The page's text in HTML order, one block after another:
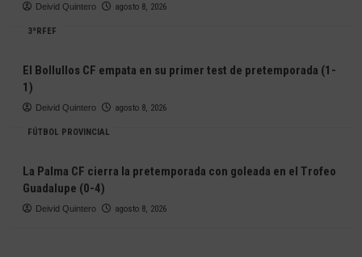
Deivid Quintero agosto 8, 2026
3ªRFEF
El Bollullos CF empata en su primer test de pretemporada (1-
1)
Deivid Quintero agosto 8, 2026
FÚTBOL PROVINCIAL
La Palma CF cierra la pretemporada con goleada en el Trofeo
Guadalupe (0-4)
Deivid Quintero agosto 8, 2026